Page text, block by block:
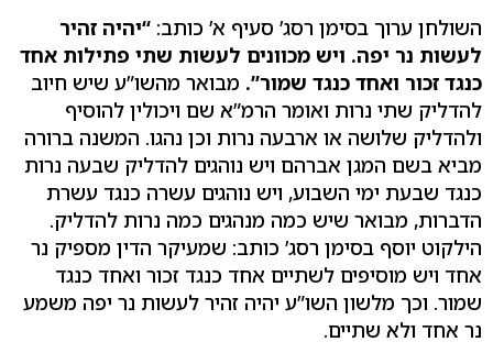
השולחן ערוך בסימן רסג’ סעיף א’ כותב: “יהיה זהיר
לעשות נר יפה. ויש מכוונים לעשות שתי פתילות אחד
כנגד זכור ואחד כנגד שמור”. מבואר מהשו”ע שיש חיוב
להדליק שתי נרות ואומר הרמ”א שם ויכולין להוסיף
ולהדליק שלושה או ארבעה נרות וכן נהגו. המשנה ברורה
מביא בשם המגן אברהם ויש נוהגים להדליק שבעה נרות
כנגד שבעת ימי השבוע, ויש נוהגים עשרה כנגד עשרת
הדברות, מבואר שיש כמה מנהגים כמה נרות להדליק.
הילקוט יוסף בסימן רסג’ כותב: שמעיקר הדין מספיק נר
אחד ויש מוסיפים לשתיים אחד כנגד זכור ואחד כנגד
שמור. וכך מלשון השו”ע יהיה זהיר לעשות נר יפה משמע
נר אחד ולא שתיים.